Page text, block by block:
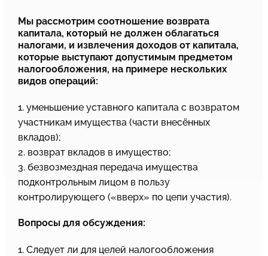
Мы рассмотрим соотношение возврата
капитала, который не должен облагаться
налогами, и извлечения доходов от капитала,
которые выступают допустимым предметом
налогообложения, на примере нескольких
видов операций:
1. уменьшение уставного капитала с возвратом
участникам имущества (части внесённых
вкладов);
2. возврат вкладов в имущество;
3. безвозмездная передача имущества
подконтрольным лицом в пользу
контролирующего («вверх» по цепи участия).
Вопросы для обсуждения:
1. Следует ли для целей налогообложения